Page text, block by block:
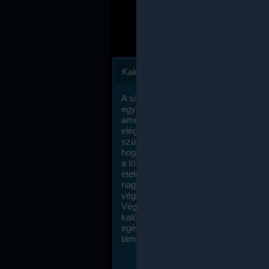
Kalóriaszámlálás
A sikeres fogyás titka valójában igen
egyszerű: égess több energiát, mint
amennyit beviszel. Természetesen
elég nagy fegyelemre és akaraterőre
szükség, de meglepődve fogod
hogy a kalóriaszámolás mennyire
a többi diétához képest. Itt nincsenek
ételek és a megengedett kalóriabevitelt
nagymértékben növelheted ha
végzel.
Végül, de nem utolsó sorban, a
kalóriaszámolás módszerét a legtöbb
egészségügyi szakorvos ajánlja és
támogatja.